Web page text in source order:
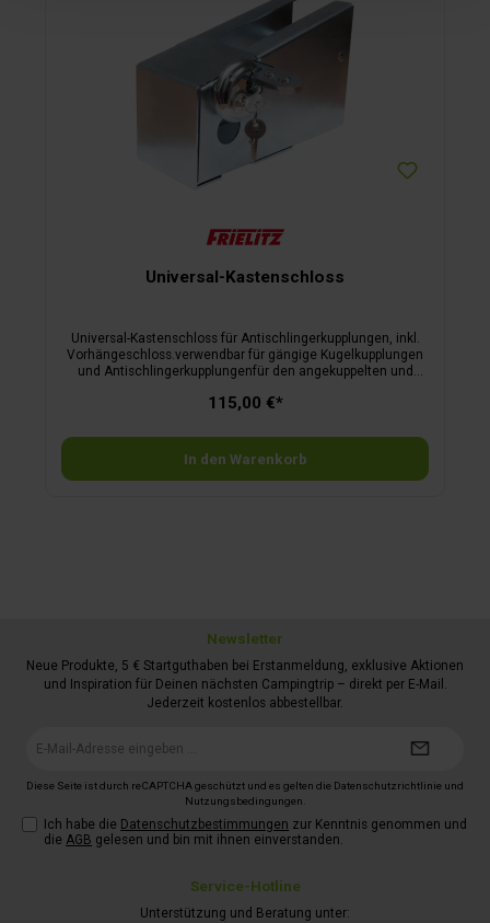
Universal-Kastenschloss
Universal-Kastenschloss für Antischlingerkupplungen, inkl.
Vorhängeschloss.verwendbar für gängige Kugelkupplungen
und Antischlingerkupplungenfür den angekuppelten und
anpassbarinkl. Vorhängeschloss mit 2 Schlüsseln
115,00 €*
In den Warenkorb
Service-Hotline
Unterstützung und Beratung unter:
Newsletter
Neue Produkte, 5 € Startguthaben bei Erstanmeldung, exklusive Aktionen
und Inspiration für Deinen nächsten Campingtrip – direkt per E-Mail.
Jederzeit kostenlos abbestellbar.
Diese Seite ist durch reCAPTCHA geschützt und es gelten die Datenschutzrichtlinie und
Nutzungsbedingungen.
Ich habe die Datenschutzbestimmungen zur Kenntnis genommen und
die AGB gelesen und bin mit ihnen einverstanden.